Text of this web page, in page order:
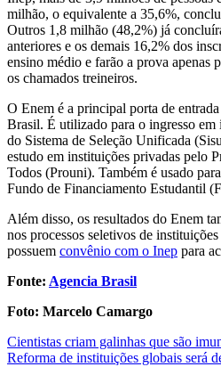
milhão, o equivalente a 35,6%,
Outros 1,8 milhão (48,2%) já
anteriores e os demais 16,2% dos
ensino médio e farão a prova apenas
os chamados treineiros.
O Enem é a principal porta de
Brasil. É utilizado para o ingresso
do Sistema de Seleção Unificada
estudo em instituições privadas pelo
Todos (Prouni). Também é usado
Fundo de Financiamento Estudantil
Além disso, os resultados do Enem
nos processos seletivos de
possuem convênio com o Inep para
Fonte: Agencia Brasil
Foto: Marcelo Camargo
Post
navigation
Cientistas criam galinhas que são
Reforma de instituições globais será